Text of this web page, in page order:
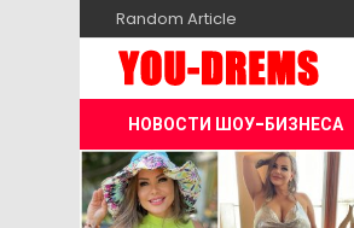
Random Article
НОВОСТИ ШОУ-БИЗНЕСА
MOST
VIEWED
STORIES